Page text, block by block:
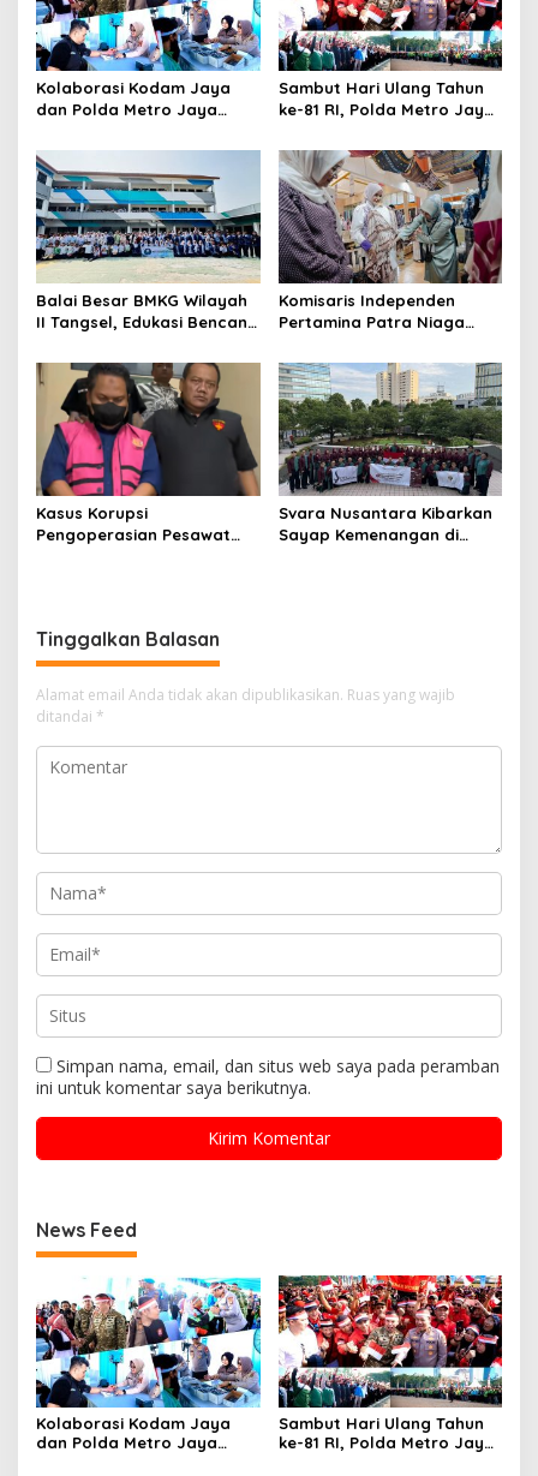
Kolaborasi Kodam Jaya
dan Polda Metro Jaya
Sambut Hari Ulang Tahun
ke-81 RI, Polda Metro Jaya
Balai Besar BMKG Wilayah
II Tangsel, Edukasi Bencana
kepada pelajar UPTD SMPN
23
Komisaris Independen
Pertamina Patra Niaga
Mitra Binaan dengan
Sentuhan Kemanusiaan dan
Keberlanjutan
Kasus Korupsi
Pengoperasian Pesawat
Svara Nusantara Kibarkan
Sayap Kemenangan di
Tinggalkan Balasan
Alamat email Anda tidak akan dipublikasikan. Ruas yang wajib
ditandai *
Simpan nama, email, dan situs web saya pada peramban
ini untuk komentar saya berikutnya.
News Feed
Kolaborasi Kodam Jaya
dan Polda Metro Jaya
Sambut Hari Ulang Tahun
ke-81 RI, Polda Metro Jaya